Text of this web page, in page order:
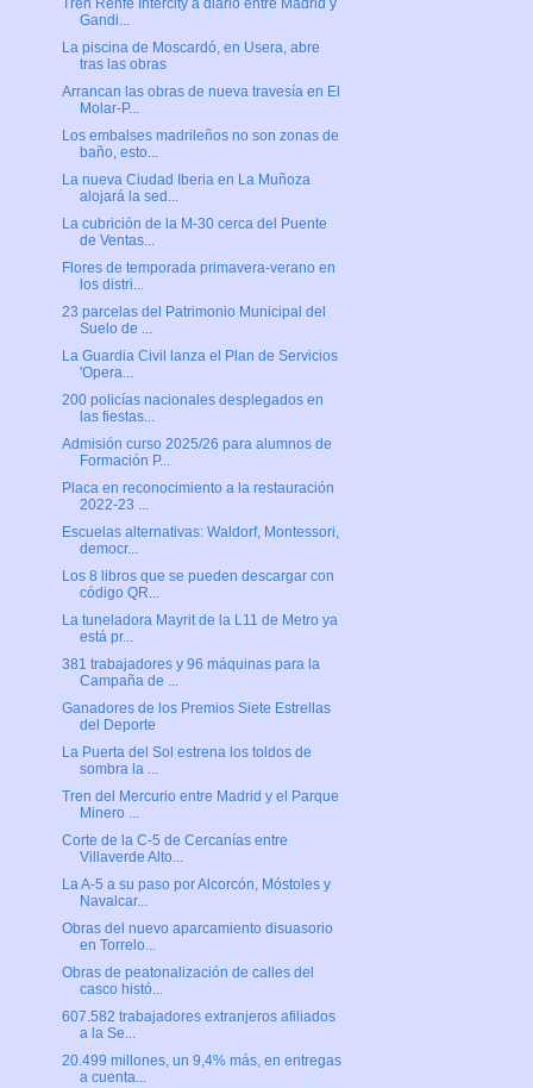
Tren Renfe Intercity a diario entre Madrid y
Gandi...
La piscina de Moscardó, en Usera, abre
tras las obras
Arrancan las obras de nueva travesía en El
Molar-P...
Los embalses madrileños no son zonas de
baño, esto...
La nueva Ciudad Iberia en La Muñoza
alojará la sed...
La cubrición de la M-30 cerca del Puente
de Ventas...
Flores de temporada primavera-verano en
los distri...
23 parcelas del Patrimonio Municipal del
Suelo de ...
La Guardia Civil lanza el Plan de Servicios
'Opera...
200 policías nacionales desplegados en
las fiestas...
Admisión curso 2025/26 para alumnos de
Formación P...
Placa en reconocimiento a la restauración
2022-23 ...
Escuelas alternativas: Waldorf, Montessori,
democr...
Los 8 libros que se pueden descargar con
código QR...
La tuneladora Mayrit de la L11 de Metro ya
está pr...
381 trabajadores y 96 máquinas para la
Campaña de ...
Ganadores de los Premios Siete Estrellas
del Deporte
La Puerta del Sol estrena los toldos de
sombra la ...
Tren del Mercurio entre Madrid y el Parque
Minero ...
Corte de la C-5 de Cercanías entre
Villaverde Alto...
La A-5 a su paso por Alcorcón, Móstoles y
Navalcar...
Obras del nuevo aparcamiento disuasorio
en Torrelo...
Obras de peatonalización de calles del
casco histó...
607.582 trabajadores extranjeros afiliados
a la Se...
20.499 millones, un 9,4% más, en entregas
a cuenta...